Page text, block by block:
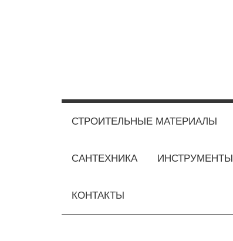
СТРОИТЕЛЬНЫЕ МАТЕРИАЛЫ
САНТЕХНИКА ИНСТРУМЕНТЫ
КОНТАКТЫ